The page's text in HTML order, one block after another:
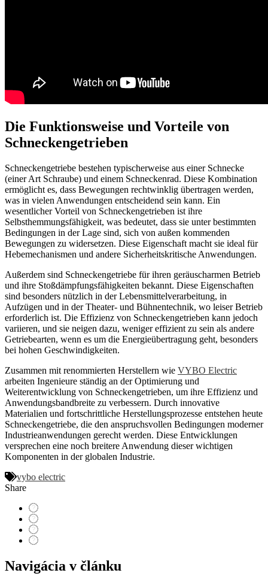
Die Funktionsweise und Vorteile von
Schneckengetrieben
Schneckengetriebe bestehen typischerweise aus einer Schnecke
(einer Art Schraube) und einem Schneckenrad. Diese Kombination
ermöglicht es, dass Bewegungen rechtwinklig übertragen werden,
was in vielen Anwendungen entscheidend sein kann. Ein
wesentlicher Vorteil von Schneckengetrieben ist ihre
Selbsthemmungsfähigkeit, was bedeutet, dass sie unter bestimmten
Bedingungen in der Lage sind, sich von außen kommenden
Bewegungen zu widersetzen. Diese Eigenschaft macht sie ideal für
Hebemechanismen und andere Sicherheitskritische Anwendungen.
Außerdem sind Schneckengetriebe für ihren geräuscharmen Betrieb
und ihre Stoßdämpfungsfähigkeiten bekannt. Diese Eigenschaften
sind besonders nützlich in der Lebensmittelverarbeitung, in
Aufzügen und in der Theater- und Bühnentechnik, wo leiser Betrieb
erforderlich ist. Die Effizienz von Schneckengetrieben kann jedoch
variieren, und sie neigen dazu, weniger effizient zu sein als andere
Getriebearten, wenn es um die Energieübertragung geht, besonders
bei hohen Geschwindigkeiten.
Zusammen mit renommierten Herstellern wie VYBO Electric
arbeiten Ingenieure ständig an der Optimierung und
Weiterentwicklung von Schneckengetrieben, um ihre Effizienz und
Anwendungsbandbreite zu verbessern. Durch innovative
Materialien und fortschrittliche Herstellungsprozesse entstehen heute
Schneckengetriebe, die den anspruchsvollen Bedingungen moderner
Industrieanwendungen gerecht werden. Diese Entwicklungen
versprechen eine noch breitere Anwendung dieser wichtigen
Komponenten in der globalen Industrie.
vybo electric
Share
Navigácia v článku